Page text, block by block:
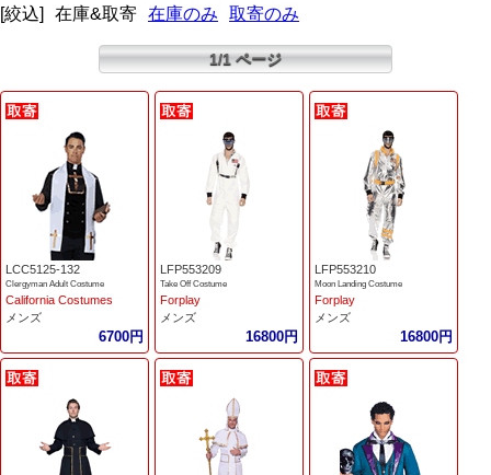
[絞込] 在庫&取寄 在庫のみ 取寄のみ
1/1 ページ
LCC5125-132
Clergyman Adult Costume
California Costumes
メンズ
6700円
LFP553209
Take Off Costume
Forplay
メンズ
16800円
LFP553210
Moon Landing Costume
Forplay
メンズ
16800円